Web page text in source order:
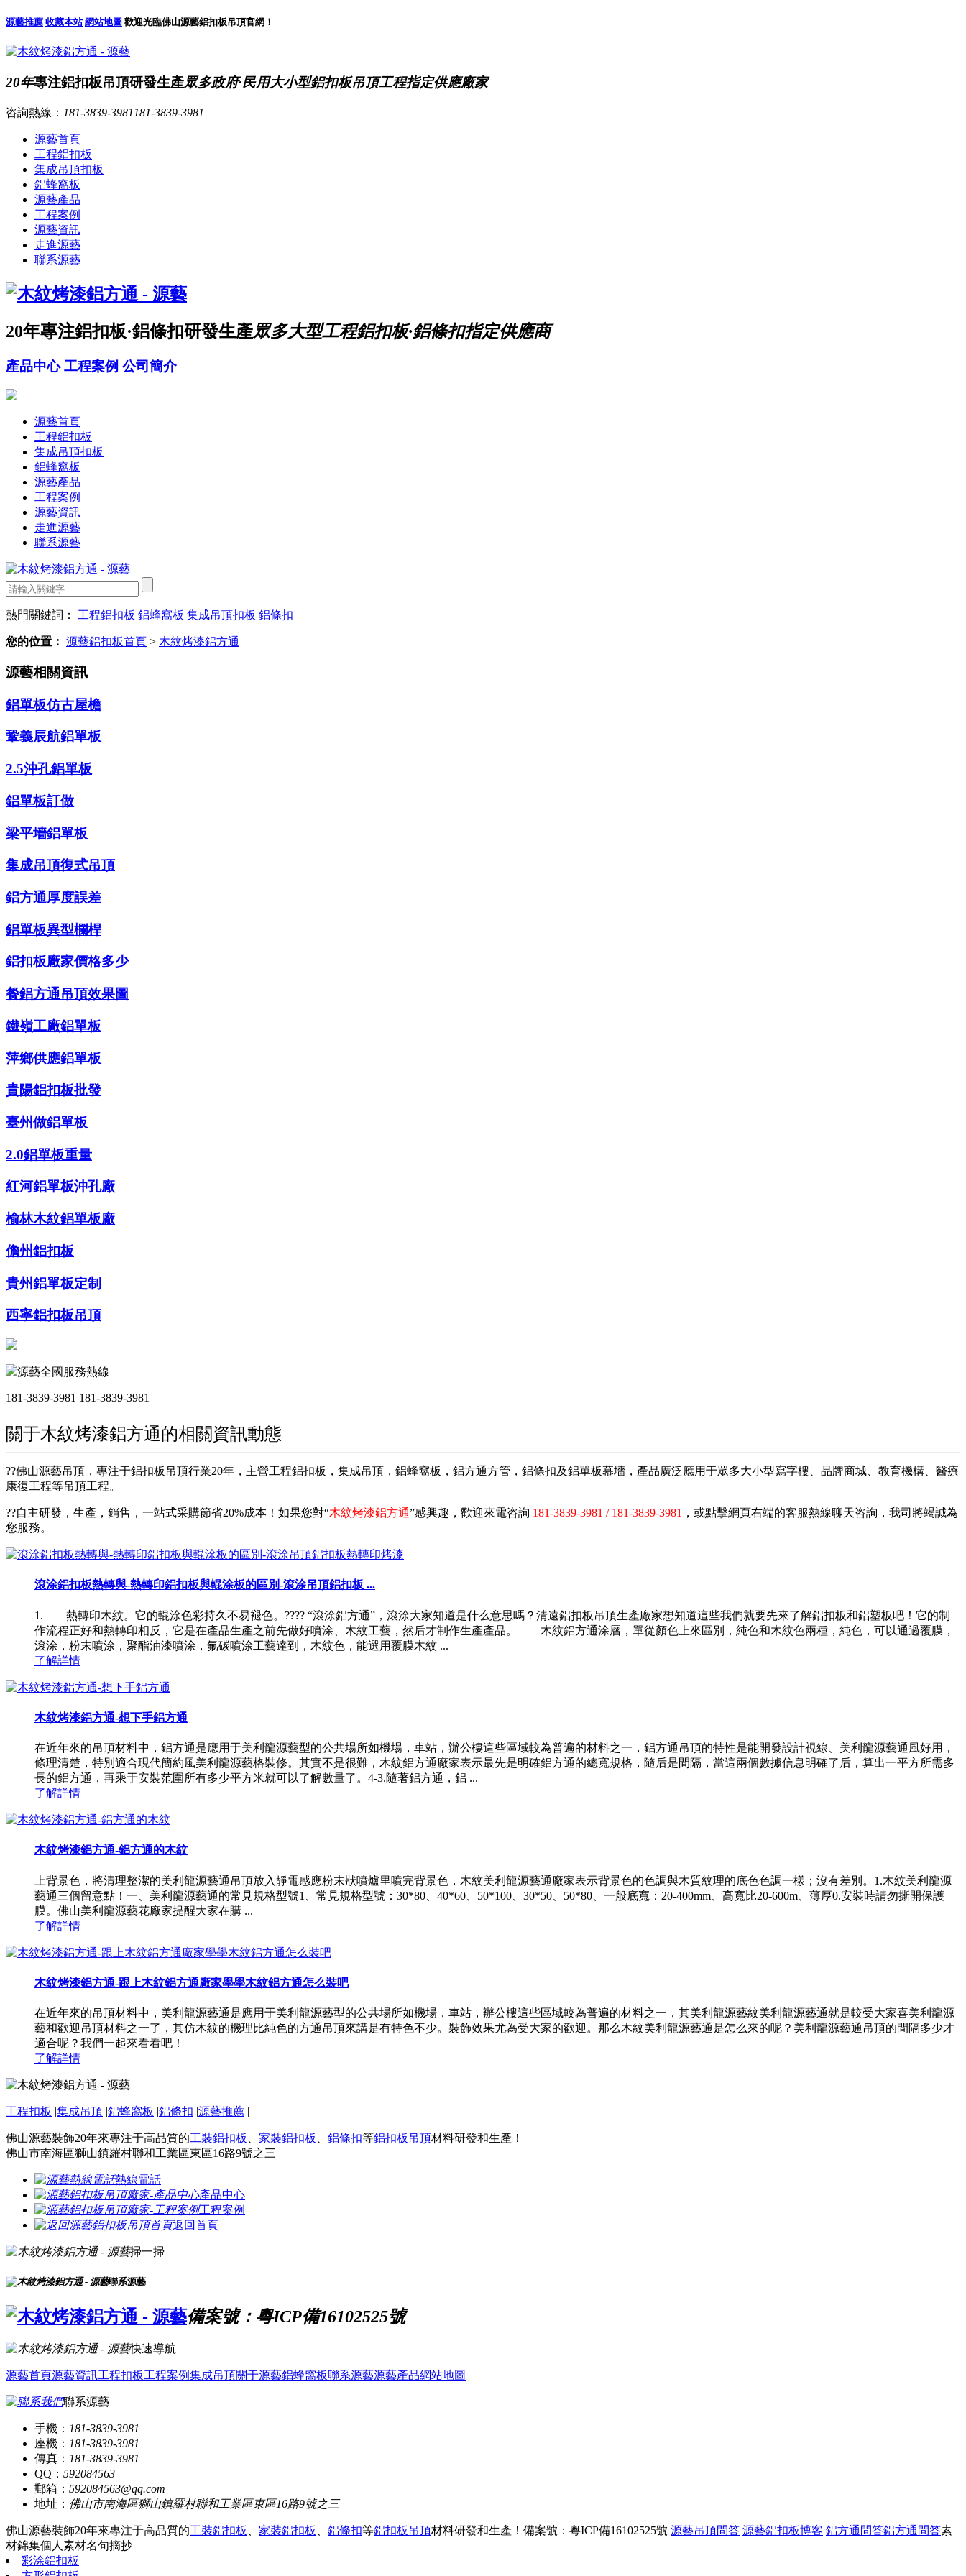
源藝推薦 收藏本站 網站地圖 歡迎光臨佛山源藝鋁扣板吊頂官網！
20年專注鋁扣板吊頂研發生產眾多政府·民用大小型鋁扣板吊頂工程指定供應廠家
咨詢熱線： 181-3839-3981 181-3839-3981
源藝首頁
工程鋁扣板
集成吊頂扣板
鋁蜂窩板
源藝產品
工程案例
源藝資訊
走進源藝
聯系源藝
20年專注鋁扣板·鋁條扣研發生產眾多大型工程鋁扣板·鋁條扣指定供應商
產品中心 工程案例 公司簡介
源藝首頁
工程鋁扣板
集成吊頂扣板
鋁蜂窩板
源藝產品
工程案例
源藝資訊
走進源藝
聯系源藝
熱門關鍵詞： 工程鋁扣板 鋁蜂窩板 集成吊頂扣板 鋁條扣
您的位置： 源藝鋁扣板首頁 > 木紋烤漆鋁方通
源藝相關資訊
鋁單板仿古屋檐
鞏義辰航鋁單板
2.5沖孔鋁單板
鋁單板訂做
梁平墻鋁單板
集成吊頂復式吊頂
鋁方通厚度誤差
鋁單板異型欄桿
鋁扣板廠家價格多少
餐鋁方通吊頂效果圖
鐵嶺工廠鋁單板
萍鄉供應鋁單板
貴陽鋁扣板批發
臺州做鋁單板
2.0鋁單板重量
紅河鋁單板沖孔廠
榆林木紋鋁單板廠
儋州鋁扣板
貴州鋁單板定制
西寧鋁扣板吊頂
源藝全國服務熱線
181-3839-3981 181-3839-3981
關于木紋烤漆鋁方通的相關資訊動態
??佛山源藝吊頂，專注于鋁扣板吊頂行業20年，主營工程鋁扣板，集成吊頂，鋁蜂窩板，鋁方通方管，鋁條扣及鋁單板幕墻，產品廣泛應用于眾多大小型寫字樓、品牌商城、教育機構、醫療
康復工程等吊頂工程。
??自主研發，生產，銷售，一站式采購節省20%成本！如果您對“木紋烤漆鋁方通”感興趣，歡迎來電咨詢 181-3839-3981 / 181-3839-3981 ，或點擊網頁右端的客服熱線聊天咨詢，我司將竭誠為
您服務。
滾涂鋁扣板熱轉與-熱轉印鋁扣板與輥涂板的區別-滾涂吊頂鋁扣板 ...
1. 熱轉印木紋。它的輥涂色彩持久不易褪色。???? “滾涂鋁方通”，滾涂大家知道是什么意思嗎？清遠鋁扣板吊頂生產廠家想知道這些我們就要先來了解鋁扣板和鋁塑板吧！它的制
作流程正好和熱轉印相反，它是在產品生產之前先做好噴涂、木紋工藝，然后才制作生產產品。 木紋鋁方通涂層，單從顏色上來區別，純色和木紋色兩種，純色，可以通過覆膜，
滾涂，粉末噴涂，聚酯油漆噴涂，氟碳噴涂工藝達到，木紋色，能選用覆膜木紋 ...
了解詳情
木紋烤漆鋁方通-想下手鋁方通
在近年來的吊頂材料中，鋁方通是應用于美利龍源藝型的公共場所如機場，車站，辦公樓這些區域較為普遍的材料之一，鋁方通吊頂的特性是能開發設計視線、美利龍源藝通風好用，
條理清楚，特別適合現代簡約風美利龍源藝格裝修。其實不是很難，木紋鋁方通廠家表示最先是明確鋁方通的總寬規格，隨后是間隔，當這兩個數據信息明確了后，算出一平方所需多
長的鋁方通，再乘于安裝范圍所有多少平方米就可以了解數量了。4-3.隨著鋁方通，鋁 ...
了解詳情
木紋烤漆鋁方通-鋁方通的木紋
上背景色，將清理整潔的美利龍源藝通吊頂放入靜電感應粉末狀噴爐里噴完背景色，木紋美利龍源藝通廠家表示背景色的色調與木質紋理的底色色調一樣；沒有差別。1.木紋美利龍源
藝通三個留意點！一、美利龍源藝通的常見規格型號1、常見規格型號：30*80、40*60、50*100、30*50、50*80、一般底寬：20-400mm、高寬比20-600m、薄厚0.安裝時請勿撕開保護
膜。佛山美利龍源藝花廠家提醒大家在購 ...
了解詳情
木紋烤漆鋁方通-跟上木紋鋁方通廠家學學木紋鋁方通怎么裝吧
在近年來的吊頂材料中，美利龍源藝通是應用于美利龍源藝型的公共場所如機場，車站，辦公樓這些區域較為普遍的材料之一，其美利龍源藝紋美利龍源藝通就是較受大家喜美利龍源
藝和歡迎吊頂材料之一了，其仿木紋的機理比純色的方通吊頂來講是有特色不少。裝飾效果尤為受大家的歡迎。那么木紋美利龍源藝通是怎么來的呢？美利龍源藝通吊頂的間隔多少才
適合呢？我們一起來看看吧！
了解詳情
工程扣板 |集成吊頂 |鋁蜂窩板 |鋁條扣 |源藝推薦 |
佛山源藝裝飾20年來專注于高品質的工裝鋁扣板 家裝鋁扣板 鋁條扣等鋁扣板吊頂材料研發和生產！
佛山市南海區獅山鎮羅村聯和工業區東區16路9號之三
熱線電話
產品中心
工程案例
返回首頁
掃一掃
聯系源藝
備案號：粵ICP備16102525號
快速導航
源藝首頁源藝資訊工程扣板工程案例集成吊頂關于源藝鋁蜂窩板聯系源藝源藝產品網站地圖
聯系源藝
手機： 181-3839-3981
座機： 181-3839-3981
傳真： 181-3839-3981
QQ： 592084563
郵箱： 592084563@qq.com
地址： 佛山市南海區獅山鎮羅村聯和工業區東區16路9號之三
佛山源藝裝飾20年來專注于高品質的工裝鋁扣板 、 家裝鋁扣板 、 鋁條扣等鋁扣板吊頂材料研發和生產！ 備案號：粵ICP備16102525號 源藝吊頂問答 源藝鋁扣板博客 鋁方通問答鋁方通問答素
材錦集個人素材名句摘抄
彩涂鋁扣板